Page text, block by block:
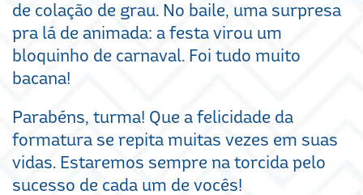
de colação de grau. No baile, uma surpresa
pra lá de animada: a festa virou um
bloquinho de carnaval. Foi tudo muito
bacana!
Parabéns, turma! Que a felicidade da
formatura se repita muitas vezes em suas
vidas. Estaremos sempre na torcida pelo
sucesso de cada um de vocês!